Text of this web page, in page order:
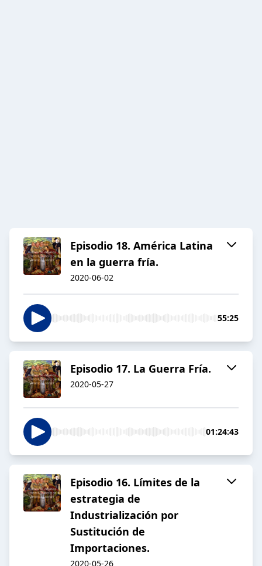
Episodio 18. América Latina
en la guerra fría.
2020-06-02
55:25
Episodio 17. La Guerra Fría.
2020-05-27
01:24:43
Episodio 16. Límites de la
estrategia de
Industrialización por
Sustitución de
Importaciones.
2020-05-26